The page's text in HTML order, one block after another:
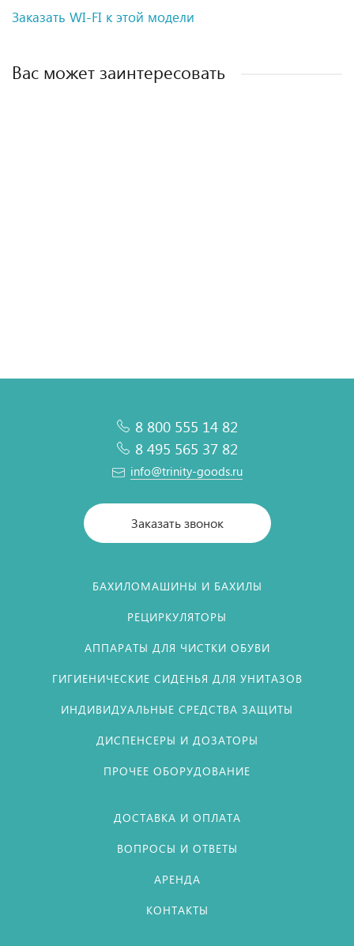
Заказать WI-FI к этой модели
Вас может заинтересовать
8 800 555 14 82
8 495 565 37 82
info@trinity-goods.ru
Заказать звонок
БАХИЛОМАШИНЫ И БАХИЛЫ
РЕЦИРКУЛЯТОРЫ
АППАРАТЫ ДЛЯ ЧИСТКИ ОБУВИ
ГИГИЕНИЧЕСКИЕ СИДЕНЬЯ ДЛЯ УНИТАЗОВ
ИНДИВИДУАЛЬНЫЕ СРЕДСТВА ЗАЩИТЫ
ДИСПЕНСЕРЫ И ДОЗАТОРЫ
ПРОЧЕЕ ОБОРУДОВАНИЕ
ДОСТАВКА И ОПЛАТА
ВОПРОСЫ И ОТВЕТЫ
АРЕНДА
КОНТАКТЫ